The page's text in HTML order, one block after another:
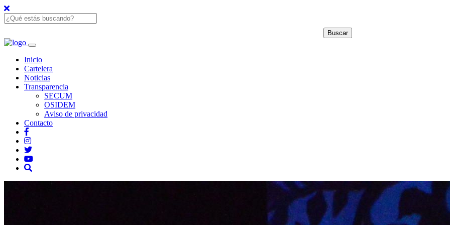
Inicio
Cartelera
Noticias
Transparencia
SECUM
OSIDEM
Aviso de privacidad
Contacto